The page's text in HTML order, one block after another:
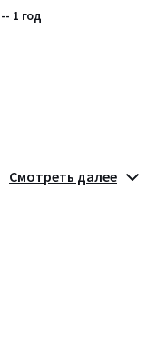
1 год
Смотреть далее